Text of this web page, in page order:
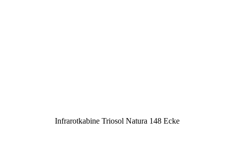
Infrarotkabine Triosol Natura 148 Ecke